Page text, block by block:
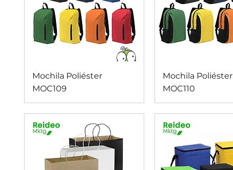
Vista rápida
Mochila Poliéster
MOC109
Vista rápida
Mochila Poliéster
MOC110